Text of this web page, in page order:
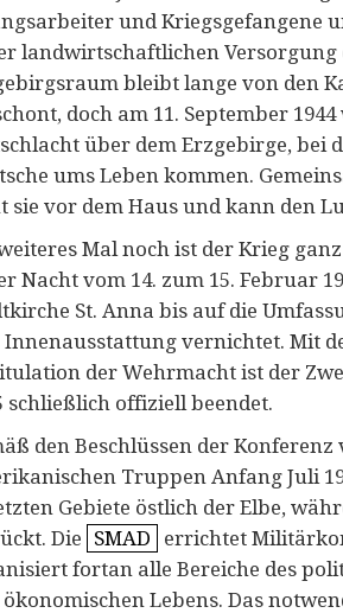
und Kriegsgefangene
landwirtschaftlichen Versorgung
bleibt lange von den
doch am 11. September
über dem Erzgebirge, bei
ums Leben kommen.
sie vor dem Haus und kann den
Mal noch ist der Krieg
Nacht vom 14. zum 15. Februar
St. Anna bis auf die
vernichtet. Mit
der Wehrmacht ist der
schließlich offiziell beendet.
den Beschlüssen der Konferenz
Truppen Anfang Juli
Gebiete östlich der Elbe,
Die SMAD
errichtet
fortan alle Bereiche des
Lebens. Das